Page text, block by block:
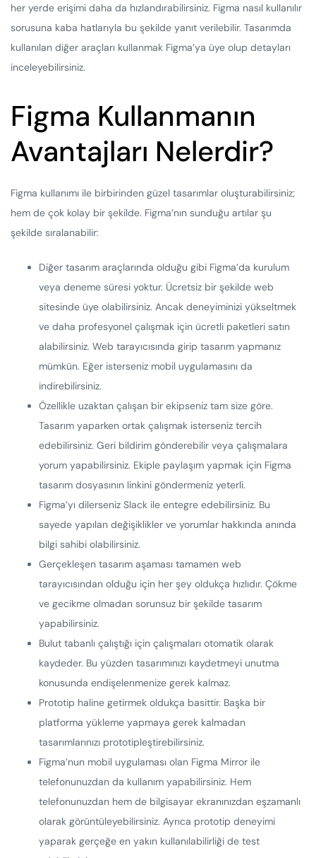
her yerde erişimi daha da hızlandırabilirsiniz. Figma nasıl kullanılır
sorusuna kaba hatlarıyla bu şekilde yanıt verilebilir. Tasarımda
kullanılan diğer araçları kullanmak Figma’ya üye olup detayları
inceleyebilirsiniz.
Figma Kullanmanın
Avantajları Nelerdir?
Figma kullanımı ile birbirinden güzel tasarımlar oluşturabilirsiniz;
hem de çok kolay bir şekilde. Figma’nın sunduğu artılar şu
şekilde sıralanabilir:
Diğer tasarım araçlarında olduğu gibi Figma’da kurulum
veya deneme süresi yoktur. Ücretsiz bir şekilde web
sitesinde üye olabilirsiniz. Ancak deneyiminizi yükseltmek
ve daha profesyonel çalışmak için ücretli paketleri satın
alabilirsiniz. Web tarayıcısında girip tasarım yapmanız
mümkün. Eğer isterseniz mobil uygulamasını da
indirebilirsiniz.
Özellikle uzaktan çalışan bir ekipseniz tam size göre.
Tasarım yaparken ortak çalışmak isterseniz tercih
edebilirsiniz. Geri bildirim gönderebilir veya çalışmalara
yorum yapabilirsiniz. Ekiple paylaşım yapmak için Figma
tasarım dosyasının linkini göndermeniz yeterli.
Figma’yı dilerseniz Slack ile entegre edebilirsiniz. Bu
sayede yapılan değişiklikler ve yorumlar hakkında anında
bilgi sahibi olabilirsiniz.
Gerçekleşen tasarım aşaması tamamen web
tarayıcısından olduğu için her şey oldukça hızlıdır. Çökme
ve gecikme olmadan sorunsuz bir şekilde tasarım
yapabilirsiniz.
Bulut tabanlı çalıştığı için çalışmaları otomatik olarak
kaydeder. Bu yüzden tasarımınızı kaydetmeyi unutma
konusunda endişelenmenize gerek kalmaz.
Prototip haline getirmek oldukça basittir. Başka bir
platforma yükleme yapmaya gerek kalmadan
tasarımlarınızı prototipleştirebilirsiniz.
Figma’nun mobil uygulaması olan Figma Mirror ile
telefonunuzdan da kullanım yapabilirsiniz. Hem
telefonunuzdan hem de bilgisayar ekranınızdan eşzamanlı
olarak görüntüleyebilirsiniz. Ayrıca prototip deneyimi
yaparak gerçeğe en yakın kullanılabilirliği de test